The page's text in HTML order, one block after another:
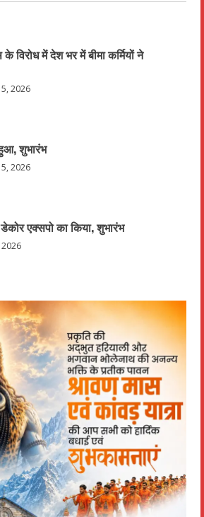
में देश भर में बीमा कर्मियों ने
2026
शुभारंभ
2026
एक्सपो का किया, शुभारंभ
2026